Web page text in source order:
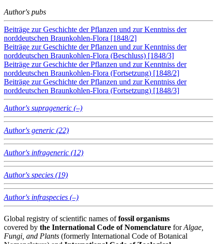
Author's pubs
Beiträge zur Geschichte der Pflanzen und zur Kenntniss der
norddeutschen Braunkohlen-Flora [1848/2]
Beiträge zur Geschichte der Pflanzen und zur Kenntniss der
norddeutschen Braunkohlen-Flora (Beschluss) [1848/3]
Beiträge zur Geschichte der Pflanzen und zur Kenntniss der
norddeutschen Braunkohlen-Flora (Fortsetzung) [1848/2]
Beiträge zur Geschichte der Pflanzen und zur Kenntniss der
norddeutschen Braunkohlen-Flora (Fortsetzung) [1848/3]
Author's suprageneric (–)
Author's generic (22)
Author's infrageneric (12)
Author's species (19)
Author's infraspecies (–)
Global registry of scientific names offossil organisms
covered by the International Code of Nomenclature forAlgae,
Fungi, and Plants (formerly International Code of Botanical